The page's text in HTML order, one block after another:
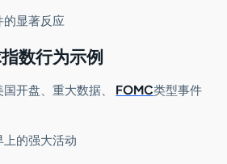
的显著反应
数行为示例
开盘、重大数据、 FOMC类型事件
的强大活动